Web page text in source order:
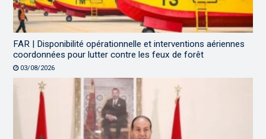
FAR | Disponibilité opérationnelle et interventions aériennes
coordonnées pour lutter contre les feux de forêt
03/08/2026